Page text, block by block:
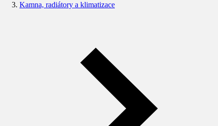
Kamna, radiátory a klimatizace